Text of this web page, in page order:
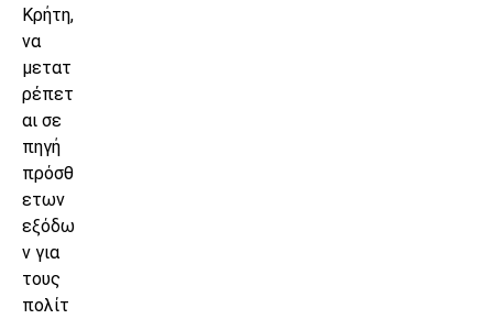
Κρήτη,
να
μετατ
ρέπετ
αι σε
πηγή
πρόσθ
ετων
εξόδω
ν για
τους
πολίτ